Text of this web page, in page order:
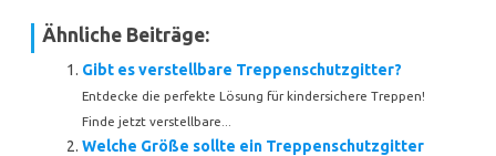
Ähnliche Beiträge:
Gibt es verstellbare Treppenschutzgitter?
Entdecke die perfekte Lösung für kindersichere Treppen!
Finde jetzt verstellbare...
Welche Größe sollte ein Treppenschutzgitter